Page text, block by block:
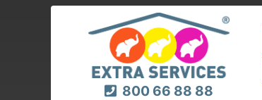
800 66 88 88